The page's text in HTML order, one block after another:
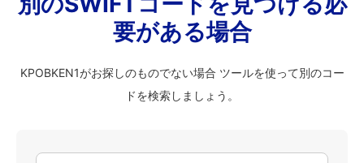
要がある場合
KPOBKEN1がお探しのものでない場合 ツールを使って別のコー
ドを検索しましょう。